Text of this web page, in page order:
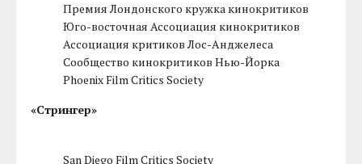
Премия Лондонского кружка кинокритиков
Юго-восточная Ассоциация кинокритиков
Ассоциация критиков Лос-Анджелеса
Сообщество кинокритиков Нью-Йорка
Phoenix Film Critics Society
«Стрингер»
San Diego Film Critics Society